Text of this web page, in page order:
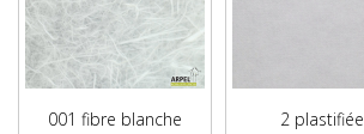
001 fibre blanche 2 plastifiée